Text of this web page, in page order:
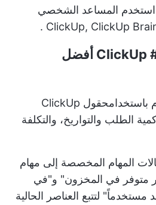
استخدم المساعد الشخصي
ClickUp
.
ClickUp أفضل
باستخدام
حقول ClickUp
الطلب والتواريخ، والتكلفة
المهام المخصصة إلى مهام
متوفر في المخزون" و"في
لتتبع العناصر الحالية